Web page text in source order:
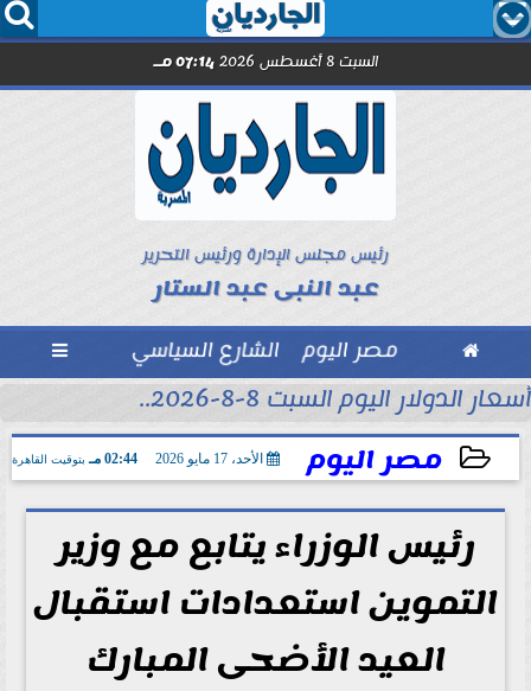
  
السبت 8 أغسطس 2026 07:14 مـ
رئيس مجلس الإدارة ورئيس التحرير
عبد النبى عبد الستار
 مصر اليوم الشارع السياسي 
أسعار الدولار اليوم السبت 8-8-2026..
مصر اليوم الأحد، 17 مايو 2026 02:44 مـ بتوقيت القاهرة
2026-05-17 14:44:00
رئيس الوزراء يتابع مع وزير
التموين استعدادات استقبال
العيد الأضحى المبارك